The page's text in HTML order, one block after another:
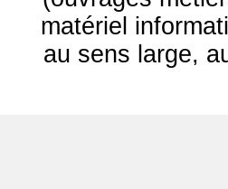
matériel
au sens large,